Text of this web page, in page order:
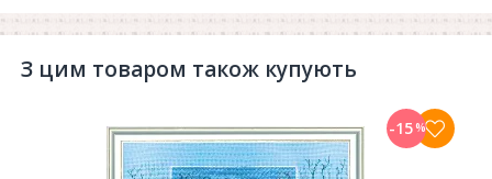
З цим товаром також купують
-15%